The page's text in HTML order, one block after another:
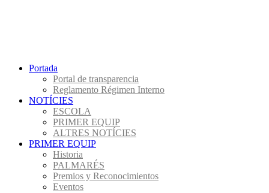
Portada
Portal de transparencia
Reglamento Régimen Interno
NOTÍCIES
ESCOLA
PRIMER EQUIP
ALTRES NOTÍCIES
PRIMER EQUIP
Historia
PALMARÉS
Premios y Reconocimientos
Eventos